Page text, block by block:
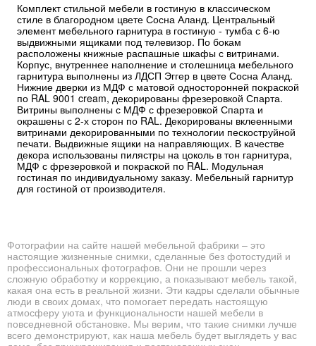
Комплект стильной мебели в гостиную в классическом
стиле в благородном цвете Сосна Аланд. Центральный
элемент мебельного гарнитура в гостиную - тумба с 6-ю
выдвижными ящиками под телевизор. По бокам
расположены книжные распашные шкафы с витринами.
Корпус, внутреннее наполнение и столешница мебельного
гарнитура выполнены из ЛДСП Эггер в цвете Сосна Аланд.
Нижние дверки из МДФ с матовой односторонней покраской
по RAL 9001 cream, декорированы фрезеровкой Спарта.
Витрины выполнены с МДФ с фрезеровкой Спарта и
окрашены с 2-х сторон по RAL. Декорированы вклеенными
витринами декорированными по технологии пескоструйной
печати. Выдвижные ящики на направляющих. В качестве
декора использованы пилястры на цоколь в тон гарнитура,
МДФ с фрезеровкой и покраской по RAL. Модульная
гостиная по индивидуальному заказу. Мебельный гарнитур
для гостиной от производителя.
Фотографии на сайте нашей мебельной фабрики – это
настоящие жизненные снимки, сделанные без фотостудий и
профессиональных фотографов. Они не прошли через
сложную обработку и коррекцию, а показывают мебель такой,
какая она есть в реальной жизни. Эти кадры сделали обычные
люди в своих домах, что помогает передать настоящую
атмосферу уюта и функциональности нашей мебели в
повседневной обстановке. Мы верим, что такие снимки лучше
всего демонстрируют, как наша мебель будет выглядеть у вас